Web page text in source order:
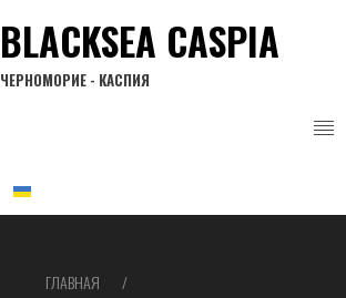
BLACKSEA CASPIA
ЧЕРНОМОРИЕ - КАСПИЯ
ГЛАВНАЯ